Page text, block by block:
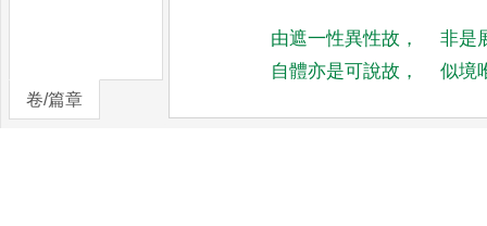
卷/篇章
由遮一性異性故 ，
非是
自體亦是可說故 ， 似境